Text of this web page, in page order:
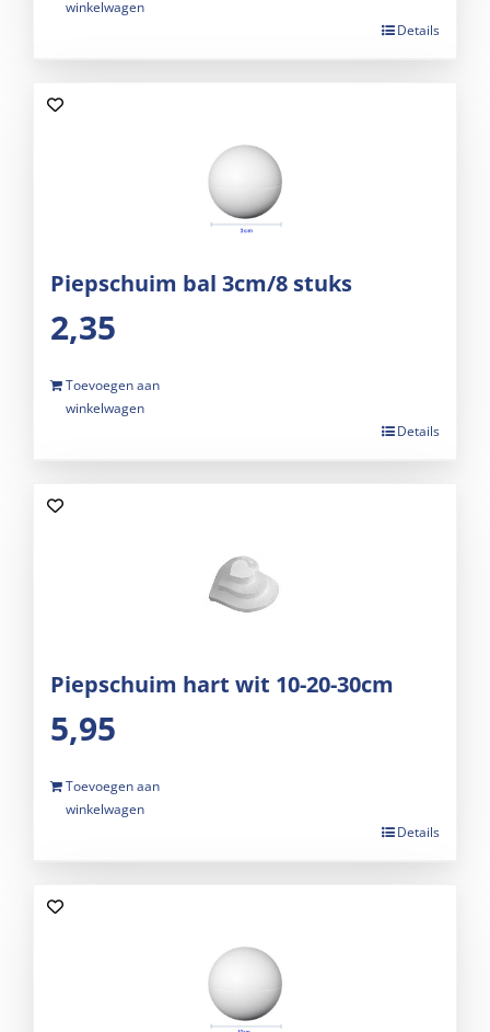
winkelwagen
Details
Piepschuim bal 3cm/8 stuks
2,35
Toevoegen aan
winkelwagen
Details
Piepschuim hart wit 10-20-30cm
5,95
Toevoegen aan
winkelwagen
Details